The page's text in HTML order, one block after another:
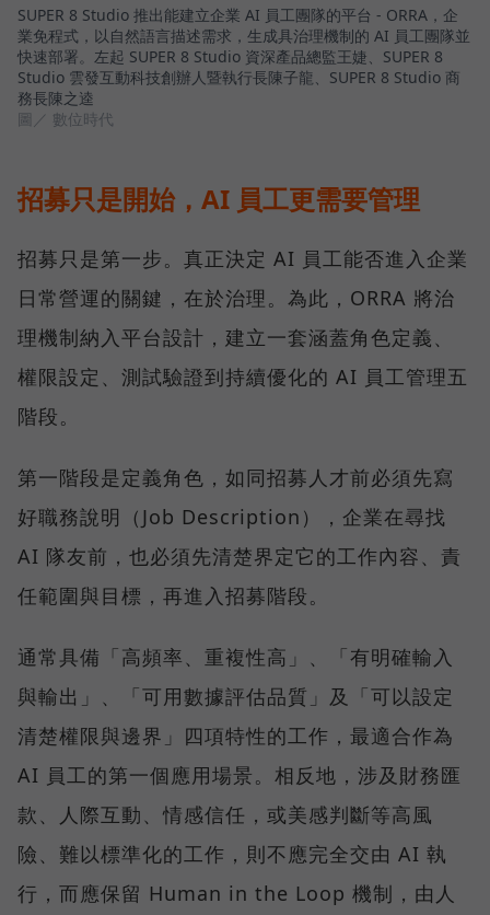
SUPER 8 Studio 推出能建立企業 AI 員工團隊的平台 - ORRA，企
業免程式，以自然語言描述需求，生成具治理機制的 AI 員工團隊並
快速部署。左起 SUPER 8 Studio 資深產品總監王婕、SUPER 8
Studio 雲發互動科技創辦人暨執行長陳子龍、SUPER 8 Studio 商
務長陳之逵
圖／ 數位時代
招募只是開始，AI 員工更需要管理
招募只是第一步。真正決定 AI 員工能否進入企業
日常營運的關鍵，在於治理。為此，ORRA 將治
理機制納入平台設計，建立一套涵蓋角色定義、
權限設定、測試驗證到持續優化的 AI 員工管理五
階段。
第一階段是定義角色，如同招募人才前必須先寫
好職務說明（Job Description），企業在尋找
AI 隊友前，也必須先清楚界定它的工作內容、責
任範圍與目標，再進入招募階段。
通常具備「高頻率、重複性高」、「有明確輸入
與輸出」、「可用數據評估品質」及「可以設定
清楚權限與邊界」四項特性的工作，最適合作為
AI 員工的第一個應用場景。相反地，涉及財務匯
款、人際互動、情感信任，或美感判斷等高風
險、難以標準化的工作，則不應完全交由 AI 執
行，而應保留 Human in the Loop 機制，由人